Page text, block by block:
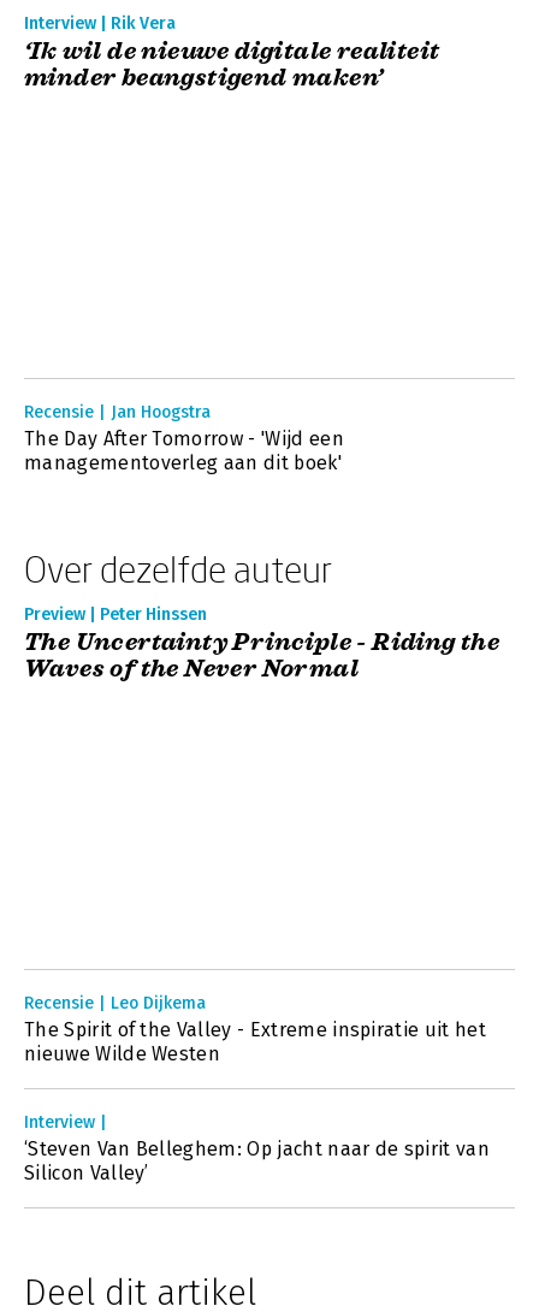
Interview | Rik Vera
‘Ik wil de nieuwe digitale realiteit
minder beangstigend maken’
Recensie | Jan Hoogstra
The Day After Tomorrow - 'Wijd een
managementoverleg aan dit boek'
Over dezelfde auteur
Preview | Peter Hinssen
The Uncertainty Principle - Riding the
Waves of the Never Normal
Recensie | Leo Dijkema
The Spirit of the Valley - Extreme inspiratie uit het
nieuwe Wilde Westen
Interview |
‘Steven Van Belleghem: Op jacht naar de spirit van
Silicon Valley’
Deel dit artikel